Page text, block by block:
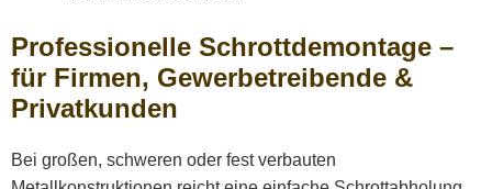
Professionelle Schrottdemontage –
für Firmen, Gewerbetreibende &
Privatkunden
Bei großen, schweren oder fest verbauten